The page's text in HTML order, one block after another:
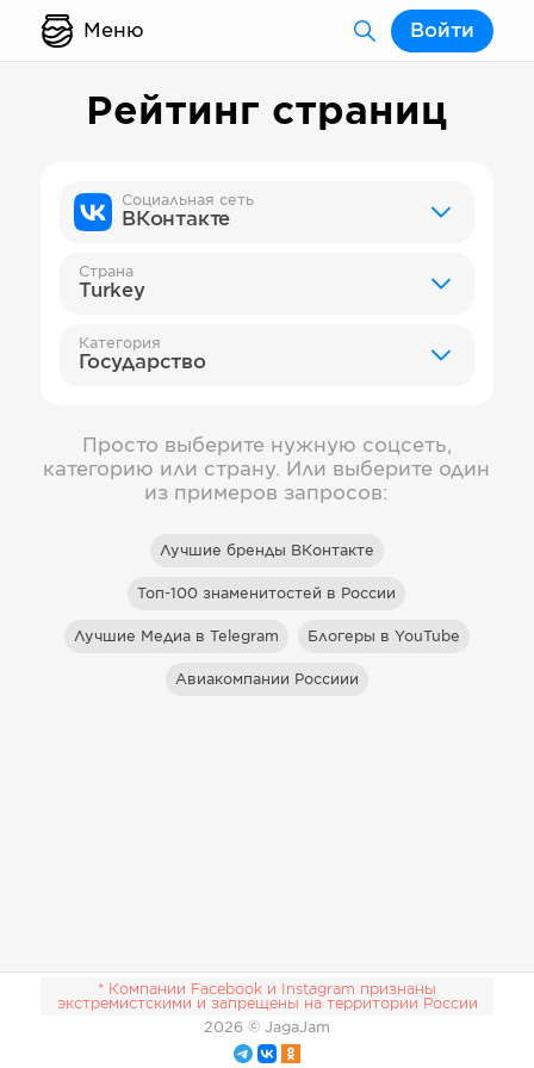
Меню Войти
Рейтинг страниц
Социальная сеть
ВКонтакте
Страна
Turkey
Категория
Государство
Просто выберите нужную соцсеть,
категорию или страну. Или выберите один
из примеров запросов:
Лучшие бренды ВКонтакте
Топ-100 знаменитостей в России
Лучшие Медиа в Telegram Блогеры в YouTube
Авиакомпании Россиии
* Компании Facebook и Instagram признаны
экстремистскими и запрещены на территории России
2026 © JagaJam